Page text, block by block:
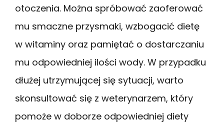
otoczenia. Można spróbować zaoferować
mu smaczne przysmaki, wzbogacić dietę
w witaminy oraz pamiętać o dostarczaniu
mu odpowiedniej ilości wody. W przypadku
dłużej utrzymującej się sytuacji, warto
skonsultować się z weterynarzem, który
pomoże w doborze odpowiedniej diety